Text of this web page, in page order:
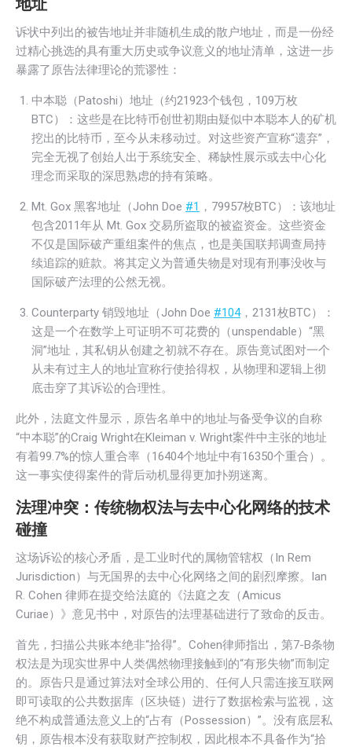
诉状中列出的被告地址并非随机生成的散户地址，而是一份经
过精心挑选的具有重大历史或争议意义的地址清单，这进一步
暴露了原告法律理论的荒谬性：
中本聪（Patoshi）地址（约21923个钱包，109万枚
BTC）：这些是在比特币创世初期由疑似中本聪本人的矿机
挖出的比特币，至今从未移动过。对这些资产宣称“遗弃”，
完全无视了创始人出于系统安全、稀缺性展示或去中心化
理念而采取的深思熟虑的持有策略。
Mt. Gox 黑客地址（John Doe #1 ，79957枚BTC）：该地址
包含2011年从 Mt. Gox 交易所盗取的被盗资金。这些资金
不仅是国际破产重组案件的焦点，也是美国联邦调查局持
续追踪的赃款。将其定义为普通失物是对现有刑事没收与
国际破产法理的公然无视。
Counterparty 销毁地址（John Doe #104，2131枚BTC）：
这是一个在数学上可证明不可花费的（unspendable）“黑
洞”地址，其私钥从创建之初就不存在。原告竟试图对一个
从未有过主人的地址宣称行使拾得权，从物理和逻辑上彻
底击穿了其诉讼的合理性。
此外，法庭文件显示，原告名单中的地址与备受争议的自称
“中本聪”的Craig Wright在Kleiman v. Wright案件中主张的地址
有着99.7%的惊人重合率（16404个地址中有16350个重合）。
这一事实使得案件的背后动机显得更加扑朔迷离。
法理冲突：传统物权法与去中心化网络的技术
碰撞
这场诉讼的核心矛盾，是工业时代的属物管辖权（In Rem
Jurisdiction）与无国界的去中心化网络之间的剧烈摩擦。Ian
R. Cohen 律师在提交给法庭的《法庭之友（Amicus
Curiae）》意见书中，对原告的法理基础进行了致命的反击。
首先，扫描公共账本绝非“拾得”。 Cohen律师指出，第7-B条物
权法是为现实世界中人类偶然物理接触到的“有形失物”而制定
的。原告只是通过算法对全球公用的、任何人只需连接互联网
即可读取的公共数据库（区块链）进行了数据检索与监视，这
绝不构成普通法意义上的“占有（Possession）”。没有底层私
钥，原告根本没有获取财产控制权，因此根本不具备作为“拾